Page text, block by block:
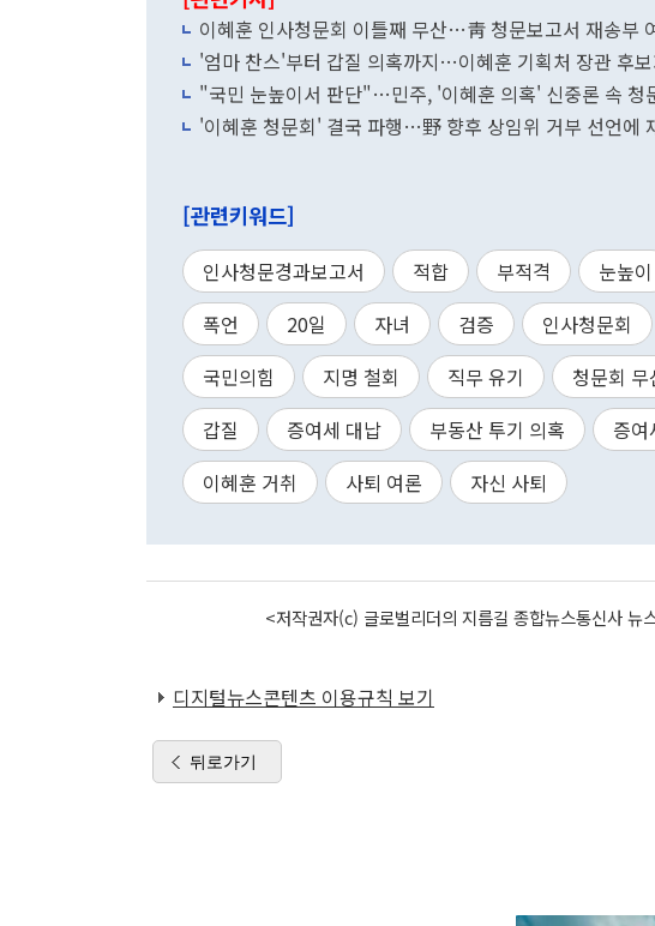
이혜훈 인사청문회 이틀째 무산…靑 청문보고서 재송부
'엄마 찬스'부터 갑질 의혹까지…이혜훈 기획처 장관 후
"국민 눈높이서 판단"…민주, '이혜훈 의혹' 신중론 속 청
'이혜훈 청문회' 결국 파행…野 향후 상임위 거부 선언에
[관련키워드]
인사청문경과보고서 적합 부적격 눈높이
폭언
20일 자녀 검증 인사청문회
국민의힘
지명 철회 직무 유기 청문회 무
갑질
증여세 대납 부동산 투기 의혹 증여
이혜훈 거취
사퇴 여론 자신 사퇴
<저작권자(c) 글로벌리더의 지름길 종합뉴스통신사
디지털뉴스콘텐츠 이용규칙 보기
뒤로가기